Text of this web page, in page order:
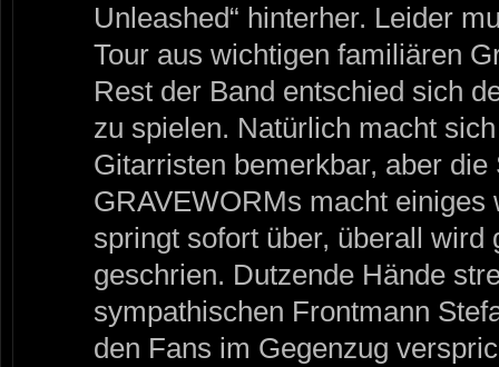
Unleashed“ hinterher. Leider
Tour aus wichtigen familiären
Rest der Band entschied sich
zu spielen. Natürlich macht
Gitarristen bemerkbar, aber die
GRAVEWORMs macht einiges
springt sofort über, überall wird
geschrien. Dutzende Hände
sympathischen Frontmann
den Fans im Gegenzug